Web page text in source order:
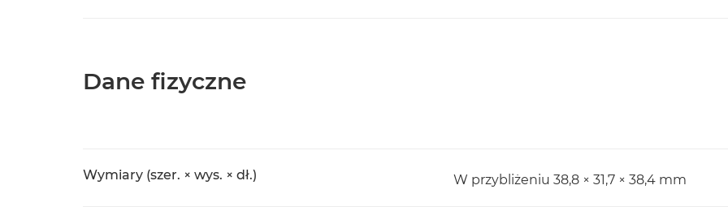
Dane fizyczne
Wymiary (szer. × wys. × dł.) W przybliżeniu 38,8 × 31,7 × 38,4 mm